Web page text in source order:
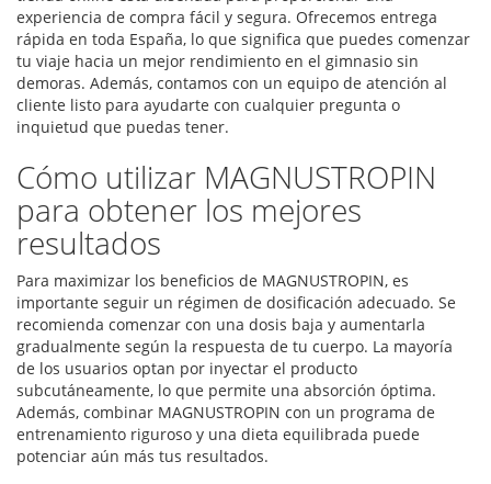
experiencia de compra fácil y segura. Ofrecemos entrega
rápida en toda España, lo que significa que puedes comenzar
tu viaje hacia un mejor rendimiento en el gimnasio sin
demoras. Además, contamos con un equipo de atención al
cliente listo para ayudarte con cualquier pregunta o
inquietud que puedas tener.
Cómo utilizar MAGNUSTROPIN
para obtener los mejores
resultados
Para maximizar los beneficios de MAGNUSTROPIN, es
importante seguir un régimen de dosificación adecuado. Se
recomienda comenzar con una dosis baja y aumentarla
gradualmente según la respuesta de tu cuerpo. La mayoría
de los usuarios optan por inyectar el producto
subcutáneamente, lo que permite una absorción óptima.
Además, combinar MAGNUSTROPIN con un programa de
entrenamiento riguroso y una dieta equilibrada puede
potenciar aún más tus resultados.